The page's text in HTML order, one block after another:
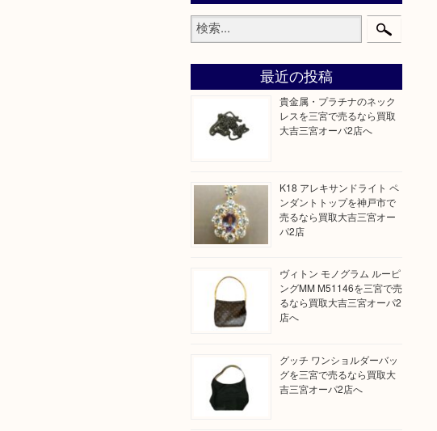
最近の投稿
貴金属・プラチナのネック
レスを三宮で売るなら買取
大吉三宮オーパ2店へ
K18 アレキサンドライト ペ
ンダントトップを神戸市で
売るなら買取大吉三宮オー
パ2店
ヴィトン モノグラム ルーピ
ングMM M51146を三宮で売
るなら買取大吉三宮オーパ2
店へ
グッチ ワンショルダーバッ
グを三宮で売るなら買取大
吉三宮オーパ2店へ